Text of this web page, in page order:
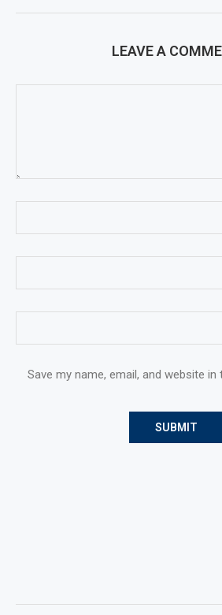
LEAVE A
Save my name, email, and website